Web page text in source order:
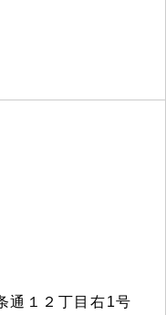
１２丁目右1号